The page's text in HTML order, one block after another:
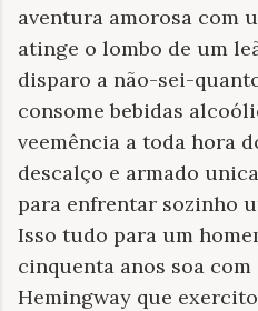
aventura amorosa com
atinge o lombo de um
disparo a não-sei-
consome bebidas
veemência a toda hora
descalço e armado
para enfrentar sozinho
Isso tudo para um
cinquenta anos soa
Hemingway que